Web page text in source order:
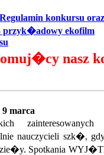
konkursu
przyk�adowy ekofilm
nasz
9 marca
nauczycieli szk�,
Spotkania